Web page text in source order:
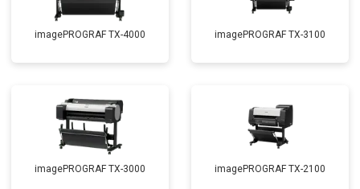
imagePROGRAF TX-4000 imagePROGRAF TX-3100
imagePROGRAF TX-3000 imagePROGRAF TX-2100